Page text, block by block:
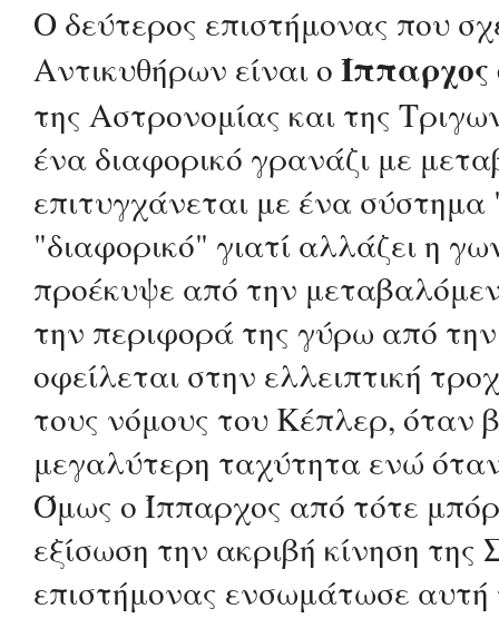
Ο δεύτερος επιστήμονας που
Αντικυθήρων είναι ο Ίππαρχος
της Αστρονομίας και της
ένα διαφορικό γρανάζι με
επιτυγχάνεται με ένα
"διαφορικό" γιατί αλλάζει η
προέκυψε από την
την περιφορά της γύρω από
οφείλεται στην ελλειπτική
τους νόμους του Κέπλερ, όταν
μεγαλύτερη ταχύτητα ενώ
Όμως ο Ίππαρχος από τότε
εξίσωση την ακριβή κίνηση
επιστήμονας ενσωμάτωσε